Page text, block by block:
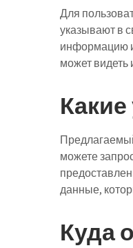
Для
указывают в
информацию
может
можете
данные,
Куда